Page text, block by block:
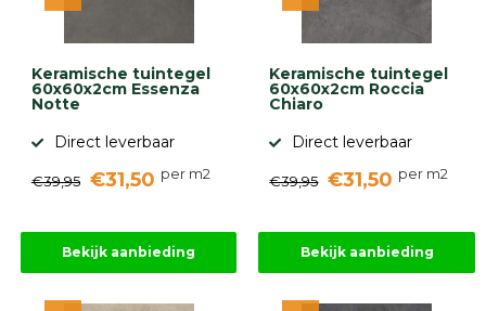
Keramische tuintegel
60x60x2cm Essenza
Notte
Direct leverbaar
€39,95 €31,50 per m2
Bekijk aanbieding
Keramische tuintegel
60x60x2cm Roccia
Chiaro
Direct leverbaar
€39,95 €31,50 per m2
Bekijk aanbieding